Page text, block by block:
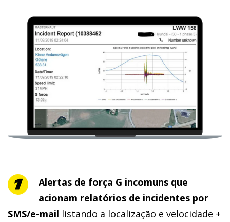
Alertas de força G incomuns que
acionam relatórios de incidentes por
SMS/e-mail listando a localização e velocidade +